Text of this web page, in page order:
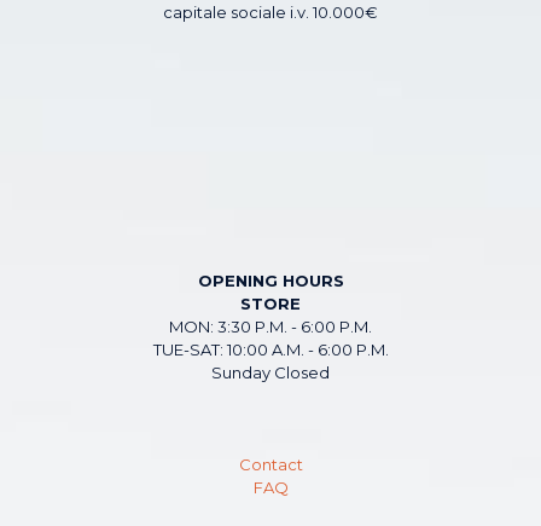
capitale sociale i.v. 10.000€
OPENING HOURS
STORE
MON: 3:30 P.M. - 6:00 P.M.
TUE-SAT: 10:00 A.M. - 6:00 P.M.
Sunday Closed
Contact
FAQ